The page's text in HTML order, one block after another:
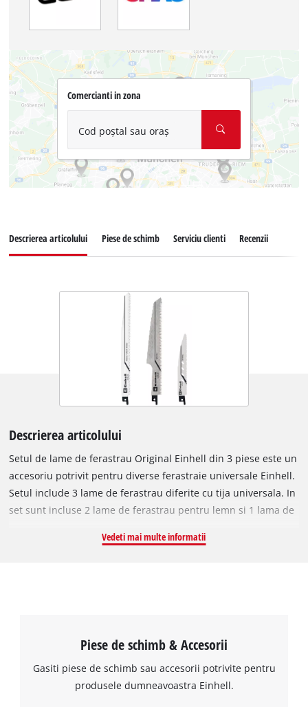
Comercianti in zona
Cod poștal sau oraș
Descrierea articolului Piese de schimb Serviciu clienti Recenzii
Descrierea articolului
Setul de lame de ferastrau Original Einhell din 3 piese este un
accesoriu potrivit pentru diverse ferastraie universale Einhell.
Setul include 3 lame de ferastrau diferite cu tija universala. In
set sunt incluse 2 lame de ferastrau pentru lemn si 1 lama de
ferastraiele universale. Lama de ferastrau HCS de 240 mm
acoperit cu plastic si lemn verde uscat, plastic. Lama de
ferastrau BIM cu lungimea de 150 mm este potrivita pentru
taieri fine in metal, metale neferoase, lemn cu reziduuri
Vedeti mai multe informatii
Piese de schimb & Accesorii
Gasiti piese de schimb sau accesorii potrivite pentru
produsele dumneavoastra Einhell.